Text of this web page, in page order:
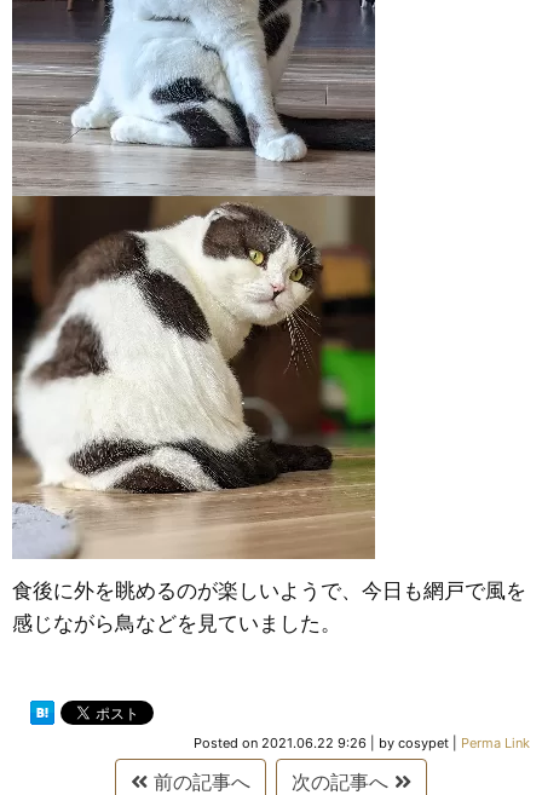
食後に外を眺めるのが楽しいようで、今日も網戸で風を
感じながら鳥などを見ていました。
Posted on 2021.06.22 9:26 by cosypet Perma Link
前の記事へ 次の記事へ